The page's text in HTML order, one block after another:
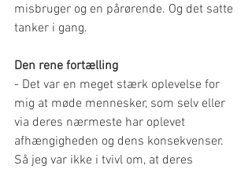
misbruger og en pårørende. Og det satte
tanker i gang.
Den rene fortælling
- Det var en meget stærk oplevelse for
mig at møde mennesker, som selv eller
via deres nærmeste har oplevet
afhængigheden og dens konsekvenser.
Så jeg var ikke i tvivl om, at deres